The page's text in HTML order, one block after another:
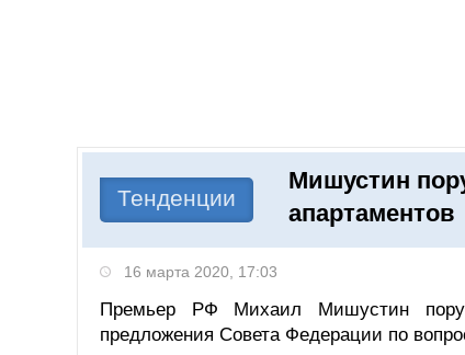
Тенденции
Мишустин
апартаментов
16 марта 2020, 17:03
Премьер РФ Михаил Мишустин
предложения Совета Федерации по